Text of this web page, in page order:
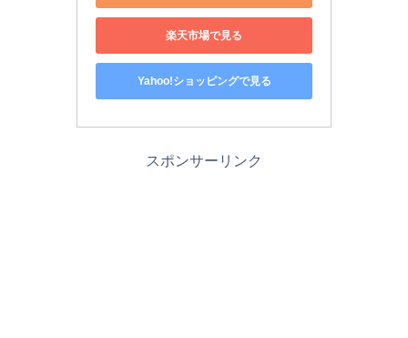
楽天市場で見る
Yahoo!ショッピングで見る
スポンサーリンク